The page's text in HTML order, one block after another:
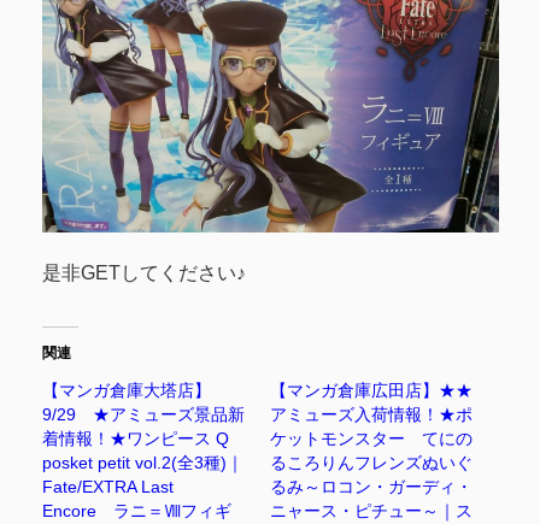
是非GETしてください♪
関連
【マンガ倉庫大塔店】
9/29 ★アミューズ景品新
着情報！★ワンピース Q
posket petit vol.2(全3種)｜
Fate/EXTRA Last
Encore ラニ＝Ⅷフィギ
【マンガ倉庫広田店】★★
アミューズ入荷情報！★ポ
ケットモンスター てにの
るころりんフレンズぬいぐ
るみ～ロコン・ガーディ・
ニャース・ピチュー～｜ス